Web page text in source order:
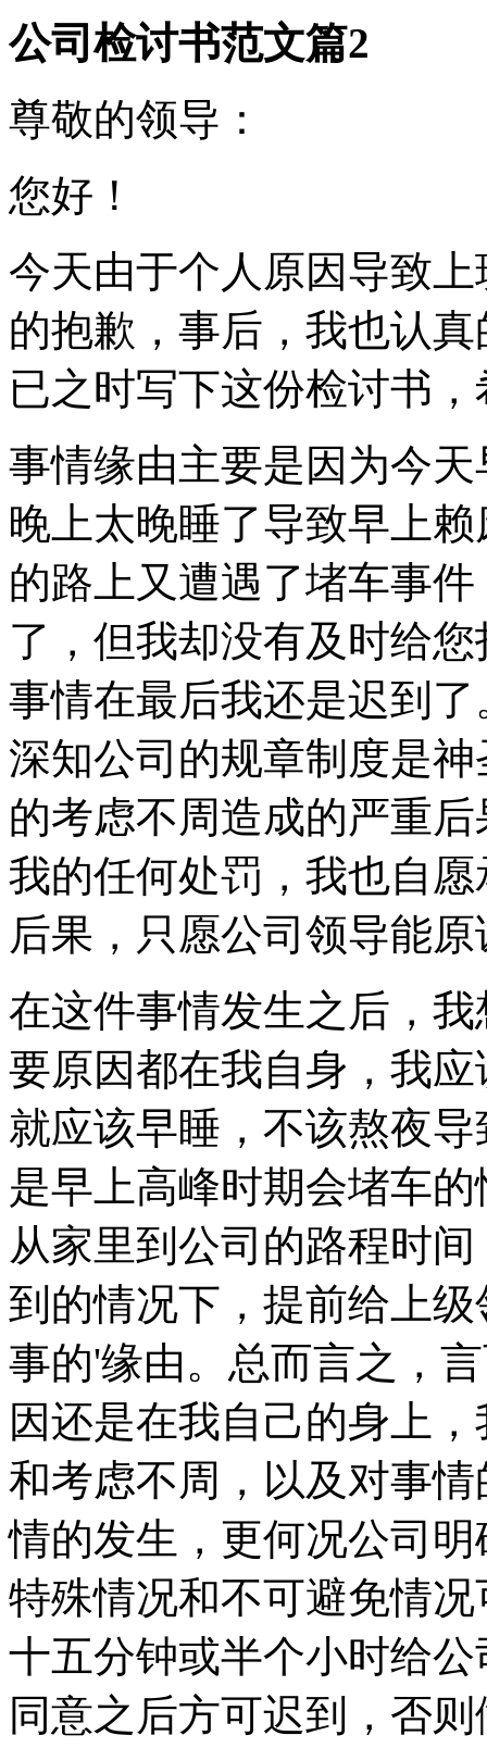
公司检讨书范文篇2
尊敬的领导：
您好！
今天由于个人原因导致
的抱歉，事后，我也认
已之时写下这份检讨书
事情缘由主要是因为今
晚上太晚睡了导致早上
的路上又遭遇了堵车事
了，但我却没有及时给
事情在最后我还是迟到
深知公司的规章制度是
的考虑不周造成的严重
我的任何处罚，我也自
后果，只愿公司领导能
在这件事情发生之后，
要原因都在我自身，我
就应该早睡，不该熬夜
是早上高峰时期会堵车
从家里到公司的路程时
到的情况下，提前给上
事的'缘由。总而言之，
因还是在我自己的身上
和考虑不周，以及对事
情的发生，更何况公司
特殊情况和不可避免情
十五分钟或半个小时给
同意之后方可迟到，否